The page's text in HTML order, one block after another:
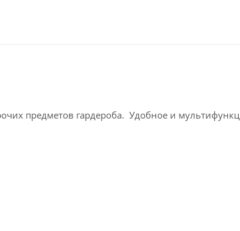
предметов гардероба. Удобное и